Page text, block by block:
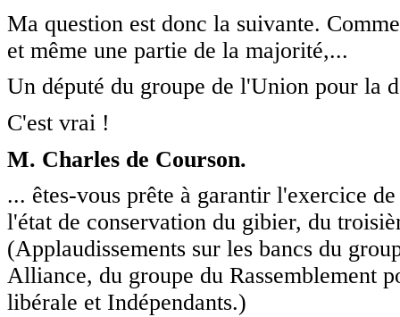
Ma question est donc la suivante.
et même une partie de la majorité,...
Un député du groupe de l'Union pour la
C'est vrai !
M. Charles de Courson.
... êtes-vous prête à garantir l'exercice
l'état de conservation du gibier, du
(Applaudissements sur les bancs du
Alliance, du groupe du Rassemblement
libérale et Indépendants.)